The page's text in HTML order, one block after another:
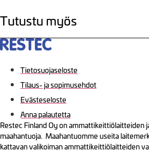
Tutustu myös
Tietosuojaseloste
Tilaus- ja sopimusehdot
Evästeseloste
Anna palautetta
Restec Finland Oy on ammattikeittiölaitteiden
maahantuoja. Maahantuomme useita
kattavan valikoiman ammattikeittiölaitteiden